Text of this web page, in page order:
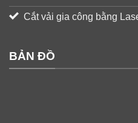
Cắt vải gia công bằng
BẢN ĐỒ